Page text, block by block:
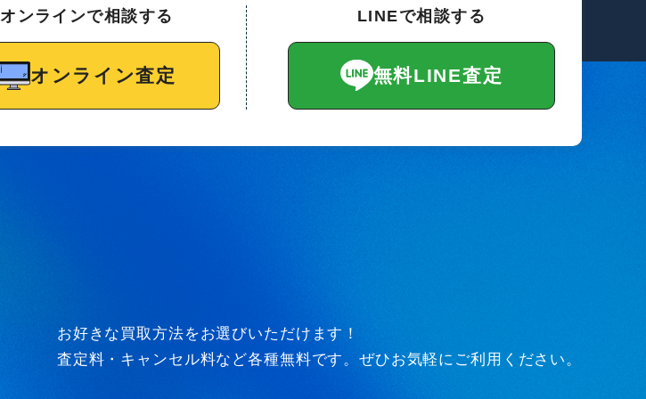
オンラインで相談する
オンライン査定
LINEで相談する
無料LINE査定
お好きな買取方法をお選びいただけます！
査定料・キャンセル料など各種無料です。ぜひお気軽にご利用ください。